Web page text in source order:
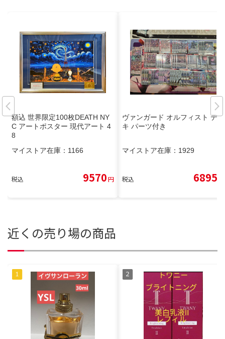
額込 世界限定100枚DEATH NY
C アートポスター 現代アート 4
8
マイストア在庫： 1166
税込 9570円
ヴァンガード オルフィスト デッ
キ パーツ付き
マイストア在庫： 1929
税込 6895
近くの売り場の商品